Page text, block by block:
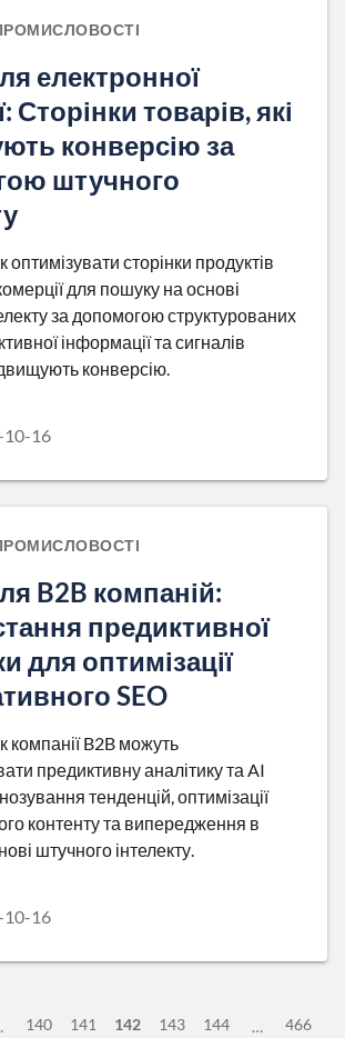
електронної
Сторінки товарів, які
конверсію за
штучного
оптимізувати сторінки продуктів
для пошуку на основі
за допомогою структурованих
інформації та сигналів
конверсію.
10-16
B2B компаній:
предиктивної
для оптимізації
SEO
компанії B2B можуть
предиктивну аналітику та AI
тенденцій, оптимізації
контенту та випередження в
штучного інтелекту.
10-16
140 141 142 143 144 … 466